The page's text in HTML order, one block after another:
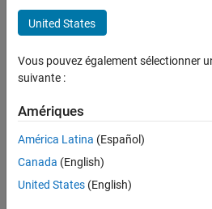
FILTRER PAR
Technologies de l’information
Opérations commerciales
Finances et opérations
Actuellement,
aucune
offre
d'emploi
United States
Vous pouvez également sélectionner
suivante :
Amériques
América Latina (Español)
Canada (English)
United States (English)